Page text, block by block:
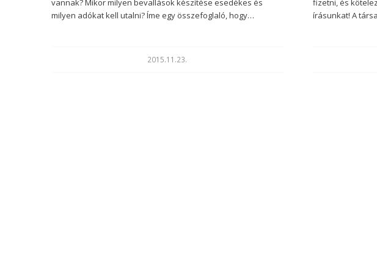
vannak? Mikor milyen bevallások készítése esedékes és
milyen adókat kell utalni? Íme egy összefoglaló, hogy…
2015.11.23.
fizetni, és
írásunkat! A